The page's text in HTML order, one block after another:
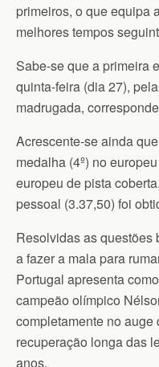
primeiros, o que equipa
melhores tempos
Sabe-se que a primeira
quinta-feira (dia 27),
madrugada,
Acrescente-se ainda
medalha (4º) no
europeu de pista
pessoal (3.37,50) foi
Resolvidas as questões
a fazer a mala para
Portugal apresenta
campeão olímpico
completamente no
recuperação longa das
anos.